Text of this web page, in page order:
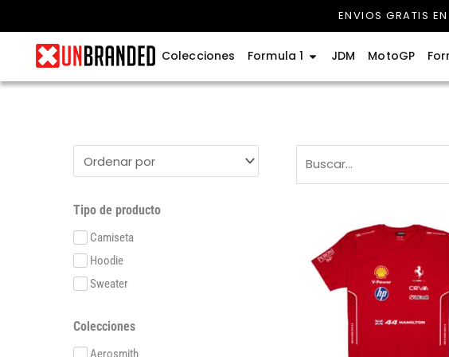
contenido
ENVIOS GRATIS
Colecciones Formula 1 Abrir Formula 1
JDM MotoGP
Tipo de producto
Camiseta
Hoodie
Sweater
Colecciones
Aerosmith